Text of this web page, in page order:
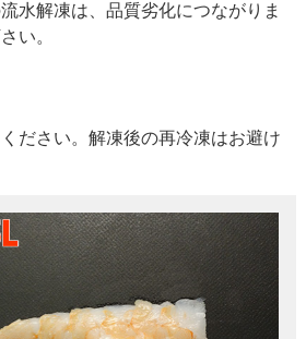
水解凍は、品質劣化につながりま
い。
ださい。解凍後の再冷凍はお避け